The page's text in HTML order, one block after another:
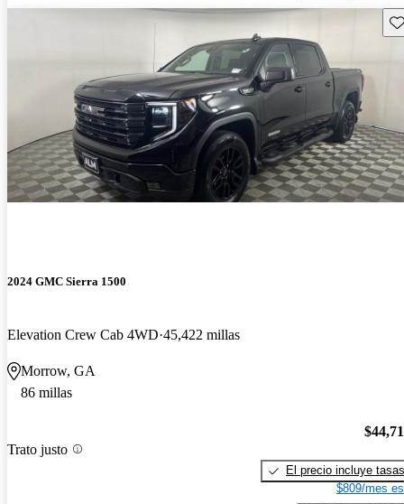
2024 GMC Sierra 1500
Elevation Crew Cab 4WD 45,422 millas
Morrow, GA
86 millas
Trato justo
El precio incluye tasas
$809/mes